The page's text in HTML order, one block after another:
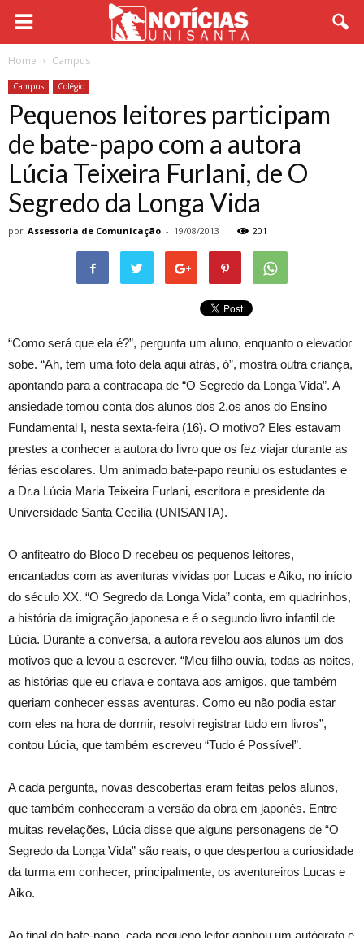
Home Campus
Campus Colégio
Pequenos leitores participam
de bate-papo com a autora
Lúcia Teixeira Furlani, de O
Segredo da Longa Vida
por Assessoria de Comunicação - 19/08/2013 201
“Como será que ela é?”, pergunta um aluno, enquanto o elevador
sobe. “Ah, tem uma foto dela aqui atrás, ó”, mostra outra criança,
apontando para a contracapa de “O Segredo da Longa Vida”. A
ansiedade tomou conta dos alunos dos 2.os anos do Ensino
Fundamental I, nesta sexta-feira (16). O motivo? Eles estavam
prestes a conhecer a autora do livro que os fez viajar durante as
férias escolares. Um animado bate-papo reuniu os estudantes e
a Dr.a Lúcia Maria Teixeira Furlani, escritora e presidente da
Universidade Santa Cecília (UNISANTA).
O anfiteatro do Bloco D recebeu os pequenos leitores,
encantados com as aventuras vividas por Lucas e Aiko, no início
do século XX. “O Segredo da Longa Vida” conta, em quadrinhos,
a história da imigração japonesa e é o segundo livro infantil de
Lúcia. Durante a conversa, a autora revelou aos alunos um dos
motivos que a levou a escrever. “Meu filho ouvia, todas as noites,
as histórias que eu criava e contava aos amigos, que também
queriam conhecer essas aventuras. Como eu não podia estar
com eles na hora de dormir, resolvi registrar tudo em livros”,
contou Lúcia, que também escreveu “Tudo é Possível”.
A cada pergunta, novas descobertas eram feitas pelos alunos,
que também conheceram a versão da obra em japonês. Entre
muitas revelações, Lúcia disse que alguns personagens de “O
Segredo da Longa Vida” são reais, o que despertou a curiosidade
da turma em conhecer, principalmente, os aventureiros Lucas e
Aiko.
Ao final do bate-papo, cada pequeno leitor ganhou um autógrafo e